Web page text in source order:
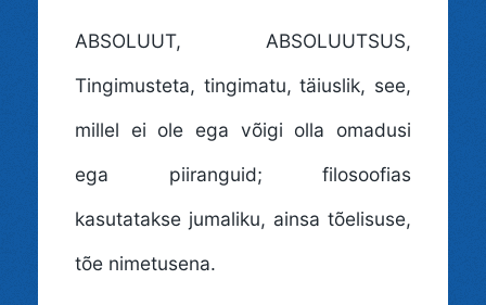
ABSOLUUT, ABSOLUUTSUS,
Tingimusteta, tingimatu, täiuslik, see,
millel ei ole ega võigi olla omadusi
ega piiranguid; filosoofias
kasutatakse jumaliku, ainsa tõelisuse,
tõe nimetusena.